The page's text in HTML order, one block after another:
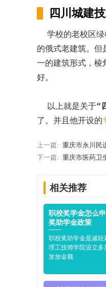
四川城建
学校的老校区绿
的俄式老建筑。但
一的建筑形式，棱
好。
以上就是关于“
了。并且他开设的
上一篇: 重庆市永川民
下一篇: 重庆市医药卫
相关推荐
职校奖学金怎么
奖助学金政策
职校奖助学金是减轻
理工技师学院设立多
发放金额